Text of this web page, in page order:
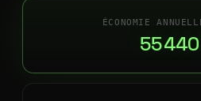
ÉCONOMIE
55